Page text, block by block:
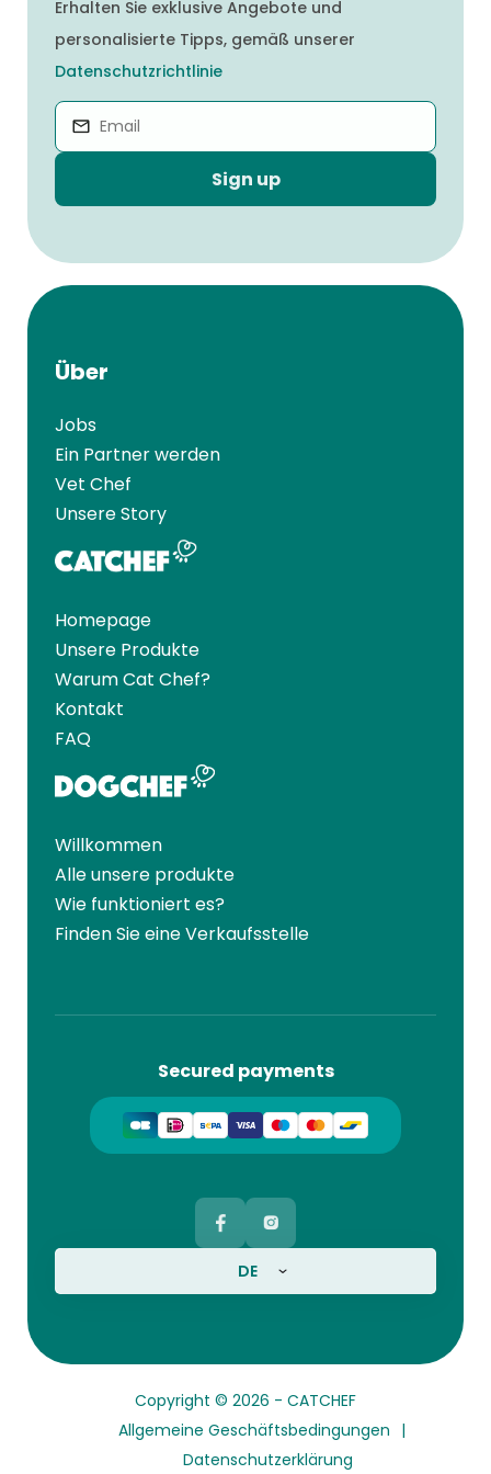
Erhalten Sie exklusive Angebote und
personalisierte Tipps, gemäß unserer
Datenschutzrichtlinie
Sign up
Über
Jobs
Ein Partner werden
Vet Chef
Unsere Story
Homepage
Unsere Produkte
Warum Cat Chef?
Kontakt
FAQ
Willkommen
Alle unsere produkte
Wie funktioniert es?
Finden Sie eine Verkaufsstelle
Secured payments
DE
Copyright © 2026 - CATCHEF
Allgemeine Geschäftsbedingungen
Datenschutzerklärung